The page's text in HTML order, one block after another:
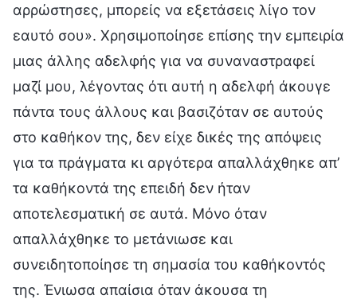
αρρώστησες, μπορείς να εξετάσεις λίγο τον
εαυτό σου». Χρησιμοποίησε επίσης την εμπειρία
μιας άλλης αδελφής για να συναναστραφεί
μαζί μου, λέγοντας ότι αυτή η αδελφή άκουγε
πάντα τους άλλους και βασιζόταν σε αυτούς
στο καθήκον της, δεν είχε δικές της απόψεις
για τα πράγματα κι αργότερα απαλλάχθηκε απ’
τα καθήκοντά της επειδή δεν ήταν
αποτελεσματική σε αυτά. Μόνο όταν
απαλλάχθηκε το μετάνιωσε και
συνειδητοποίησε τη σημασία του καθήκοντός
της. Ένιωσα απαίσια όταν άκουσα τη